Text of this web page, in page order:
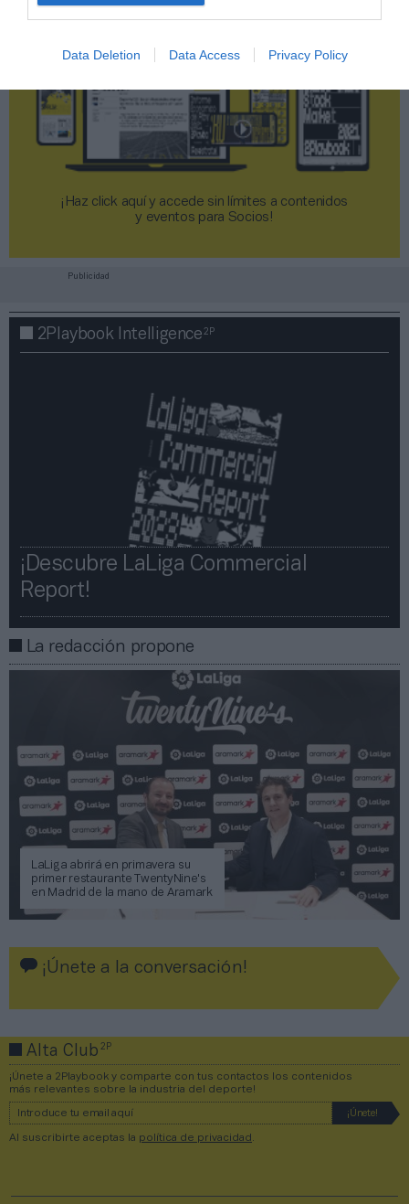
Data Deletion Data Access Privacy Policy
¡Haz click aquí y accede sin límites a contenidos
y eventos para Socios!​​​​​​​
Publicidad
2Playbook Intelligence2P
¡Descubre LaLiga Commercial
Report!​​
La redacción propone
LaLiga abrirá en primavera su
primer restaurante TwentyNine's
en Madrid de la mano de Aramark
¡Únete a la conversación!
Alta Club2P
¡Únete a 2Playbook y comparte con tus contactos los contenidos
más relevantes sobre la industria del deporte!
Al suscribirte aceptas la política de privacidad